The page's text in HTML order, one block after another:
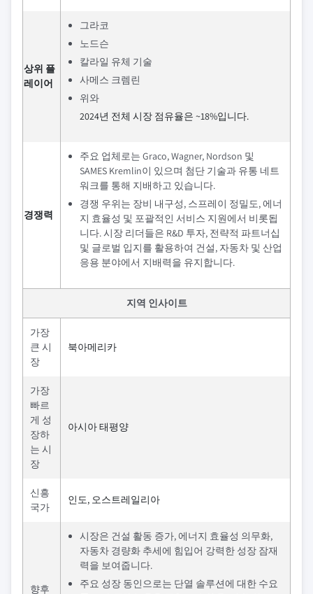
상위 플
레이어
그라코
노드슨
칼라일 유체 기술
사메스 크렘린
위와
2024년 전체 시장 점유율은 ~18%입니다.
경쟁력
주요 업체로는 Graco, Wagner, Nordson 및
SAMES Kremlin이 있으며 첨단 기술과 유통 네트
워크를 통해 지배하고 있습니다.
경쟁 우위는 장비 내구성, 스프레이 정밀도, 에너
지 효율성 및 포괄적인 서비스 지원에서 비롯됩
니다. 시장 리더들은 R&D 투자, 전략적 파트너십
및 글로벌 입지를 활용하여 건설, 자동차 및 산업
응용 분야에서 지배력을 유지합니다.
지역 인사이트
가장
큰 시
장
북아메리카
가장
빠르
게 성
장하
는 시
장
아시아 태평양
신흥
국가
인도, 오스트레일리아
향후
시장은 건설 활동 증가, 에너지 효율성 의무화,
자동차 경량화 추세에 힘입어 강력한 성장 잠재
력을 보여줍니다.
주요 성장 동인으로는 단열 솔루션에 대한 수요